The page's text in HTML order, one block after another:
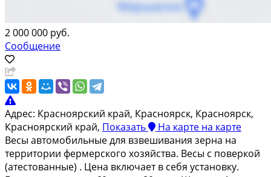
2 000 000 руб.
Сообщение
Адрес: Красноярский край, Красноярск, Красноярск,
Красноярский край, Показать На карте на карте
Весы автомобильные для взвешивания зерна на
территории фермерского хозяйства. Весы с поверкой
(атестованные) . Цена включает в себя установку.